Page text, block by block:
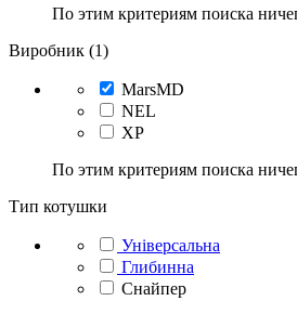
По этим критериям поиска
Виробник (1)
MarsMD
NEL
XP
По этим критериям поиска
Тип котушки
Універсальна
Глибинна
Снайпер